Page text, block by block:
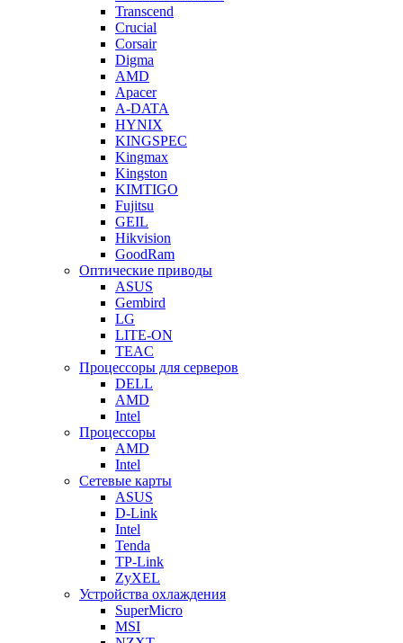
Transcend
Crucial
Corsair
Digma
AMD
Apacer
A-DATA
HYNIX
KINGSPEC
Kingmax
Kingston
KIMTIGO
Fujitsu
GEIL
Hikvision
GoodRam
Оптические приводы
ASUS
Gembird
LG
LITE-ON
TEAC
Процессоры для серверов
DELL
AMD
Intel
Процессоры
AMD
Intel
Сетевые карты
ASUS
D-Link
Intel
Tenda
TP-Link
ZyXEL
Устройства охлаждения
SuperMicro
MSI